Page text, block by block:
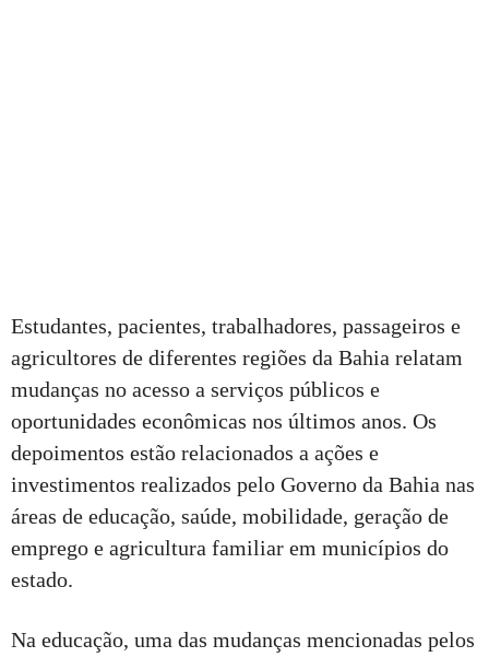
Estudantes, pacientes, trabalhadores, passageiros e
agricultores de diferentes regiões da Bahia relatam
mudanças no acesso a serviços públicos e
oportunidades econômicas nos últimos anos. Os
depoimentos estão relacionados a ações e
investimentos realizados pelo Governo da Bahia nas
áreas de educação, saúde, mobilidade, geração de
emprego e agricultura familiar em municípios do
estado.
Na educação, uma das mudanças mencionadas pelos